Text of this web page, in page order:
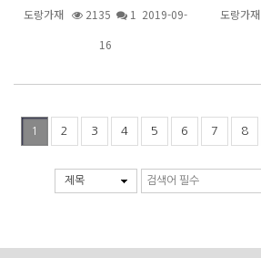
도랑가재 2135 1 2019-09-
16
도랑가재
1 2 3 4 5 6 7 8
제목